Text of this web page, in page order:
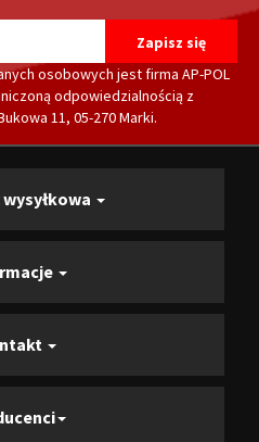
osobowych jest firma AP-POL
odpowiedzialnością z
11, 05-270 Marki.